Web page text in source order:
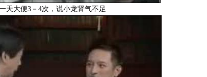
天大便3－4次，说小龙肾气不足